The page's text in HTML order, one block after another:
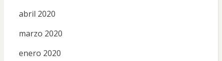
abril 2020
marzo 2020
enero 2020